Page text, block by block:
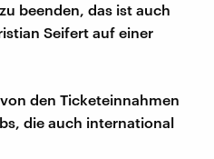
beenden, das ist auch
Seifert auf einer
den Ticketeinnahmen
die auch international